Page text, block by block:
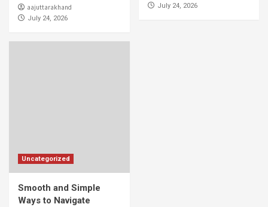
aajuttarakhand
July 24, 2026
July 24, 2026
Uncategorized
Smooth and Simple
Ways to Navigate